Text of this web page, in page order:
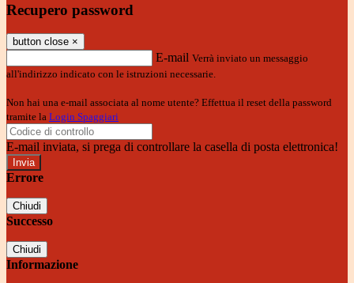
Recupero password
button close ×
E-mail Verrà inviato un messaggio
all'indirizzo indicato con le istruzioni necessarie.
Non hai una e-mail associata al nome utente? Effettua il reset della password
tramite la Login Spaggiari
E-mail inviata, si prega di controllare la casella di posta elettronica!
Errore
Chiudi
Successo
Chiudi
Informazione